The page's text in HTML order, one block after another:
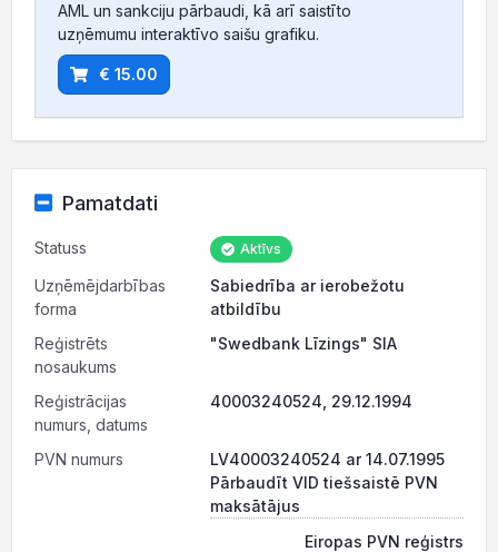
AML un sankciju pārbaudi, kā arī saistīto
uzņēmumu interaktīvo saišu grafiku.
€ 15.00
Pamatdati
Statuss Aktīvs
Uzņēmējdarbības
forma
Sabiedrība ar ierobežotu
atbildību
Reģistrēts
nosaukums
"Swedbank Līzings" SIA
Reģistrācijas
numurs, datums
40003240524, 29.12.1994
PVN numurs
LV40003240524 ar 14.07.1995
Pārbaudīt VID tiešsaistē PVN
maksātājus
Eiropas PVN reģistrs